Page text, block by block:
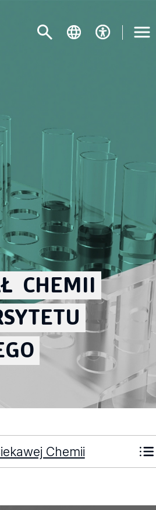
CHEMII
Chemii